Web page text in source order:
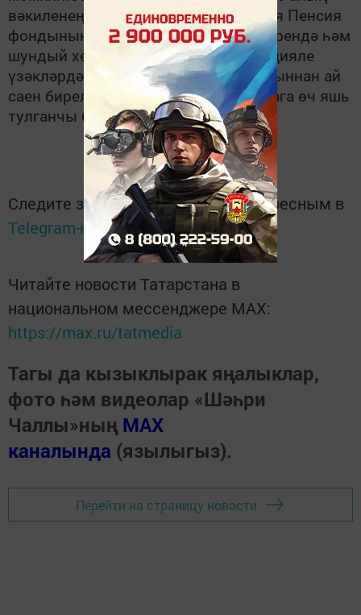
вәкиленең гаризасы шулай ук Россия Пенсия
фондының барлык клиент хезмәтләрендә һәм
шундый хезмәт күрсәтүче күп функцияле
үзәкләрдә кабул ителә.Ана капиталыннан ай
саен бирелә торган акча икенче балага өч яшь
тулганчы бирелә.
Следите за самым важным и интересным в
Telegram-канале Татмедиа
Читайте новости Татарстана в
национальном мессенджере MАХ:
https://max.ru/tatmedia
Тагы да кызыклырак яңалыклар,
фото һәм видеолар «Шәһри
Чаллы»ның MAX
каналында (язылыгыз).
Перейти на страницу новости